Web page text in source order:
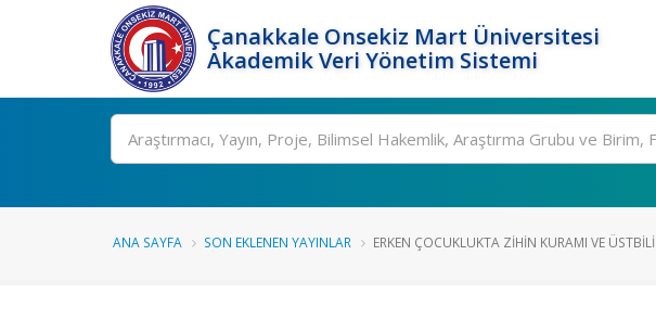
Çanakkale Onsekiz Mart Üniversitesi
Akademik Veri Yönetim Sistemi
Ara
ANA SAYFA SON EKLENEN YAYINLAR ERKEN ÇOCUKLUKTA ZIHIN KURAMI VE